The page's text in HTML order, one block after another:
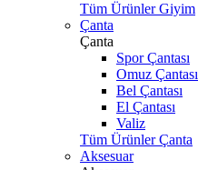
Tüm Ürünler Giyim
Çanta
Çanta
Spor Çantası
Omuz Çantası
Bel Çantası
El Çantası
Valiz
Tüm Ürünler Çanta
Aksesuar